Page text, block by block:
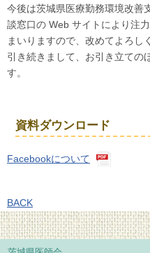
今後は茨城県医療勤務環境改善
談窓口の Web サイトにより注
まいりますので、改めてよろし
引き続きまして、お引き立ての
す。
資料ダウンロード
Facebookについて
BACK